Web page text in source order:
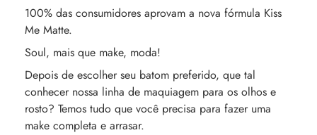
100% das consumidores aprovam a nova fórmula Kiss
Me Matte.
Soul, mais que make, moda!
Depois de escolher seu batom preferido, que tal
conhecer nossa linha de maquiagem para os olhos e
rosto? Temos tudo que você precisa para fazer uma
make completa e arrasar.